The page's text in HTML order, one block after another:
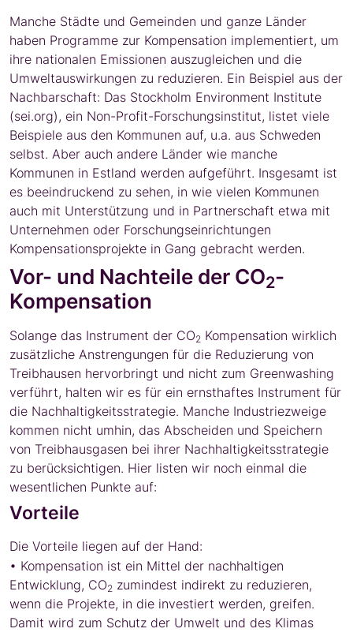
Manche Städte und Gemeinden und ganze Länder
haben Programme zur Kompensation implementiert, um
ihre nationalen Emissionen auszugleichen und die
Umweltauswirkungen zu reduzieren. Ein Beispiel aus der
Nachbarschaft: Das Stockholm Environment Institute
(sei.org), ein Non-Profit-Forschungsinstitut, listet viele
Beispiele aus den Kommunen auf, u.a. aus Schweden
selbst. Aber auch andere Länder wie manche
Kommunen in Estland werden aufgeführt. Insgesamt ist
es beeindruckend zu sehen, in wie vielen Kommunen
auch mit Unterstützung und in Partnerschaft etwa mit
Unternehmen oder Forschungseinrichtungen
Kompensationsprojekte in Gang gebracht werden.
Vor- und Nachteile der CO2-
Kompensation
Solange das Instrument der CO2 Kompensation wirklich
zusätzliche Anstrengungen für die Reduzierung von
Treibhausen hervorbringt und nicht zum Greenwashing
verführt, halten wir es für ein ernsthaftes Instrument für
die Nachhaltigkeitsstrategie. Manche Industriezweige
kommen nicht umhin, das Abscheiden und Speichern
von Treibhausgasen bei ihrer Nachhaltigkeitsstrategie
zu berücksichtigen. Hier listen wir noch einmal die
wesentlichen Punkte auf:
Vorteile
Die Vorteile liegen auf der Hand:
• Kompensation ist ein Mittel der nachhaltigen
Entwicklung, CO2 zumindest indirekt zu reduzieren,
wenn die Projekte, in die investiert werden, greifen.
Damit wird zum Schutz der Umwelt und des Klimas